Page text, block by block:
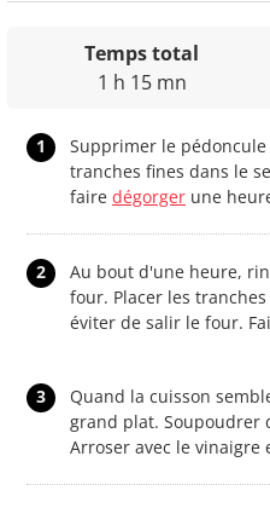
Temps total
1 h 15 mn
1
Supprimer le
tranches fines dans le
faire dégorger une
2
Au bout d'une heure,
four. Placer les
éviter de salir le four.
3
Quand la cuisson
grand plat. Soupoudrer
Arroser avec le vinaigre